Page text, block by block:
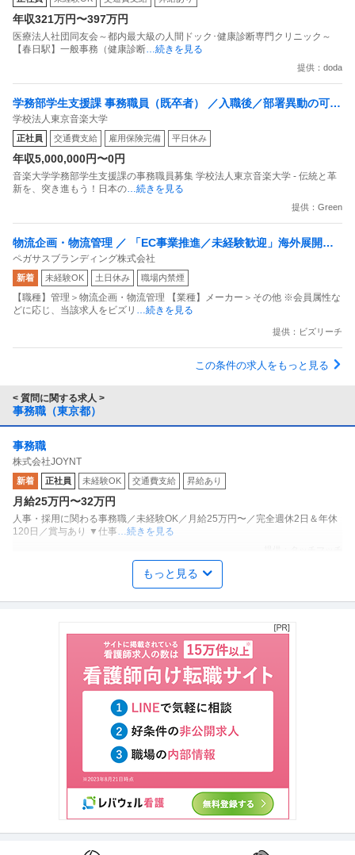
年収321万円〜397万円
医療法人社団同友会～都内最大級の人間ドック･健康診断専門クリニック～
【春日駅】一般事務（健康診断…続きを見る
提供：doda
学務部学生支援課 事務職員（既卒者） ／入職後／部署異動の可能
性あり
学校法人東京音楽大学
正社員 交通費支給 雇用保険完備 平日休み
年収5,000,000円〜0円
音楽大学学務部学生支援課の事務職員募集 学校法人東京音楽大学 - 伝統と革
新を、突き進もう！日本の…続きを見る
提供：Green
物流企画・物流管理 ／ 「EC事業推進／未経験歓迎」海外展開中
のEC系ベンチャー企業／創業3年で年商10億超え
ペガサスブランディング株式会社
新着 未経験OK 土日休み 職場内禁煙
【職種】管理＞物流企画・物流管理 【業種】メーカー＞その他 ※会員属性な
どに応じ、当該求人をビズリ …続きを見る
提供：ビズリーチ
この条件の求人をもっと見る
< 質問に関する求人 >
事務職（東京都）
事務職
株式会社JOYNT
新着 正社員 未経験OK 交通費支給 昇給あり
月給25万円〜32万円
⼈事・採⽤に関わる事務職／未経験OK／月給25万円〜／完全週休2⽇＆年休
120日／賞与あり ▼仕事…続きを見る
経理（財務会計） ／ 経理／データ入力事務
アルカナエナジー株式会社
年収500万円〜600万円
【職種】管理＞経理（財務会計） 【業種】エネルギー＞電力・ガス・水道 ※
会員属性などに応じ、当該求…続きを見る
国際・貿易業務 ／ 貿易事務職
テクノクオーツ株式会社
海外出張あり U・IターンOK
年収300万円〜400万円
【職種】管理＞国際・貿易業務 【業種】メーカー＞その他 ※会員属性などに
応じ、当該求人をビズリーチ…続きを見る
もっと見る